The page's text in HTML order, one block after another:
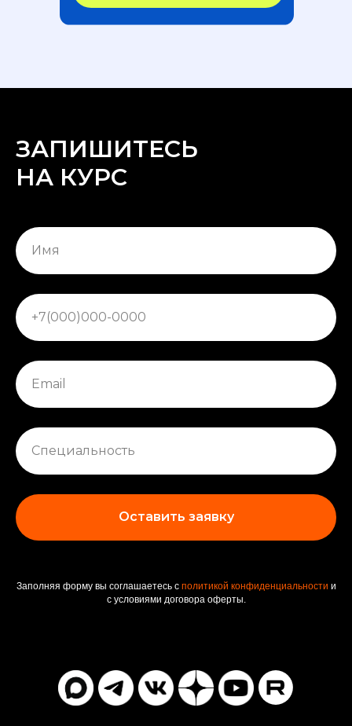
ЗАПИШИТЕСЬ
НА КУРС
Оставить заявку
Заполняя форму вы соглашаетесь с политикой конфиденциальности и
с условиями договора оферты.